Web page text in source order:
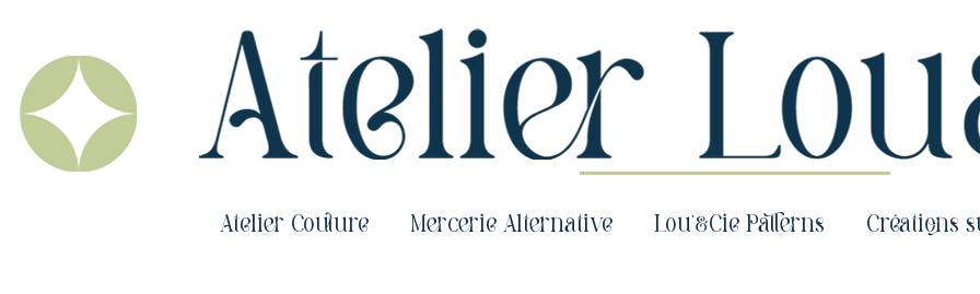
Atelier Couture Mercerie Alternative Lou'&Cie Patterns Créations